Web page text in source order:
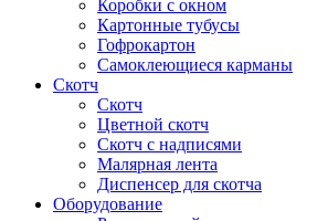
Коробки с окном
Картонные тубусы
Гофрокартон
Самоклеющиеся карманы
Скотч
Скотч
Цветной скотч
Скотч с надписями
Малярная лента
Диспенсер для скотча
Оборудование